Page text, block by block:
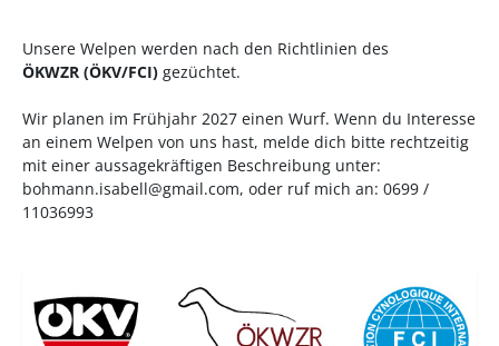
Unsere Welpen werden nach den Richtlinien des
ÖKWZR (ÖKV/FCI) gezüchtet.
Wir planen im Frühjahr 2027 einen Wurf. Wenn du Interesse
an einem Welpen von uns hast, melde dich bitte rechtzeitig
mit einer aussagekräftigen Beschreibung unter:
bohmann.isabell@gmail.com, oder ruf mich an: 0699 /
11036993